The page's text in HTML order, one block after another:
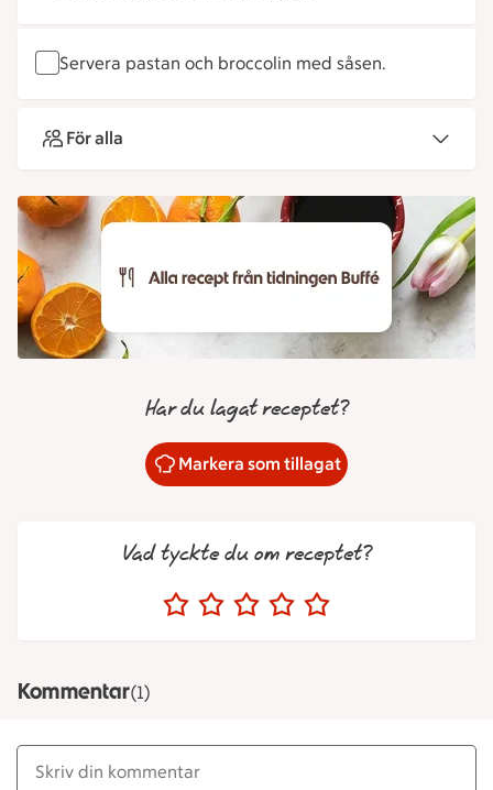
Servera pastan och broccolin med såsen.
För alla
Har du lagat receptet?
Markera som tillagat
Vad tyckte du om receptet?
Kommentar(1)